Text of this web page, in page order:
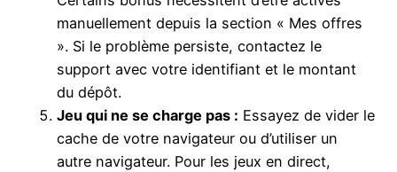
manuellement depuis la section « Mes offres
». Si le problème persiste, contactez le
support avec votre identifiant et le montant
du dépôt.
Jeu qui ne se charge pas : Essayez de vider le
cache de votre navigateur ou d’utiliser un
autre navigateur. Pour les jeux en direct,